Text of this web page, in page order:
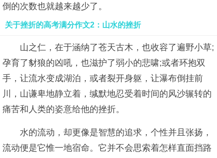
倒的次数也就越来越少了。
关于挫折的高考满分作文2：山水的挫折
山之仁，在于涵纳了苍天古木，也收容了遍野小草;
孕育了豺狼的凶吼，也滋护了弱小的悲啸;或者环抱双
手，让流水变成湖泊，或者裂开身躯，让瀑布倒挂前
川，山谦卑地静立着，缄默地忍受着时间的风沙辗转的
痛苦和人类的姿意给他的挫折。
水的流动，却更像是智慧的追求，个性并且张扬，
流动便是它惟一地宿命。它并不会思索着怎样直面挡路